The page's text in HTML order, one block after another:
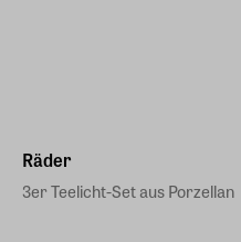
Räder
3er Teelicht-Set aus Porzellan